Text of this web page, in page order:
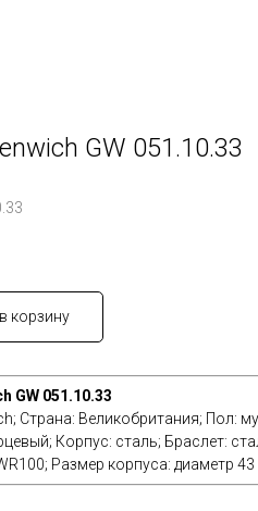
GW 051.10.33
корзину
GW 051.10.33
Страна: Великобритания; Пол:
Корпус: сталь; Браслет:
Размер корпуса: диаметр